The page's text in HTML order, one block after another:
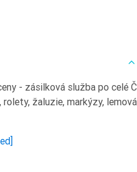
- zásilková služba po celé
žaluzie, markýzy,